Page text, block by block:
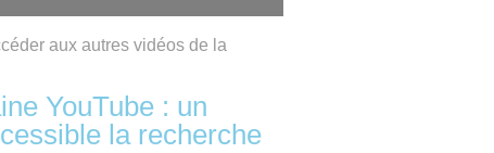
aux autres vidéos de la
YouTube : un
la recherche